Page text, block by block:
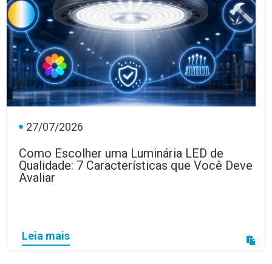
27/07/2026
Como Escolher uma Luminária LED de
Qualidade: 7 Características que Você Deve
Avaliar
Leia mais